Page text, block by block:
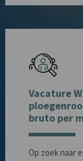
Vacature
bruto per
Op zoek naar